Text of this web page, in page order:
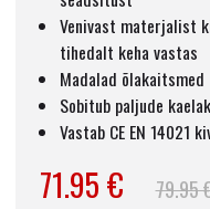
Venivast materjalist
tihedalt keha vastas
Madalad õlakaitsmed
Sobitub paljude
Vastab CE EN 14021
71.95 € 79.95